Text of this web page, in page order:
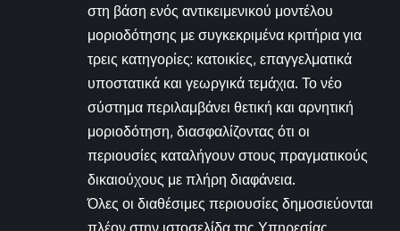
στη βάση ενός αντικειμενικού μοντέλου
μοριοδότησης με συγκεκριμένα κριτήρια για
τρεις κατηγορίες: κατοικίες, επαγγελματικά
υποστατικά και γεωργικά τεμάχια. Το νέο
σύστημα περιλαμβάνει θετική και αρνητική
μοριοδότηση, διασφαλίζοντας ότι οι
περιουσίες καταλήγουν στους πραγματικούς
δικαιούχους με πλήρη διαφάνεια.
Όλες οι διαθέσιμες περιουσίες δημοσιεύονται
πλέον στην ιστοσελίδα της Υπηρεσίας